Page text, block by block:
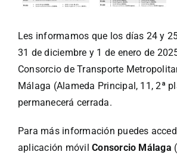
Les informamos que los días 24 y
31 de diciembre y 1 de enero de
Consorcio de Transporte
Málaga (Alameda Principal, 11, 2ª
permanecerá cerrada.
Para más información puedes
aplicación móvilConsorcio Málaga